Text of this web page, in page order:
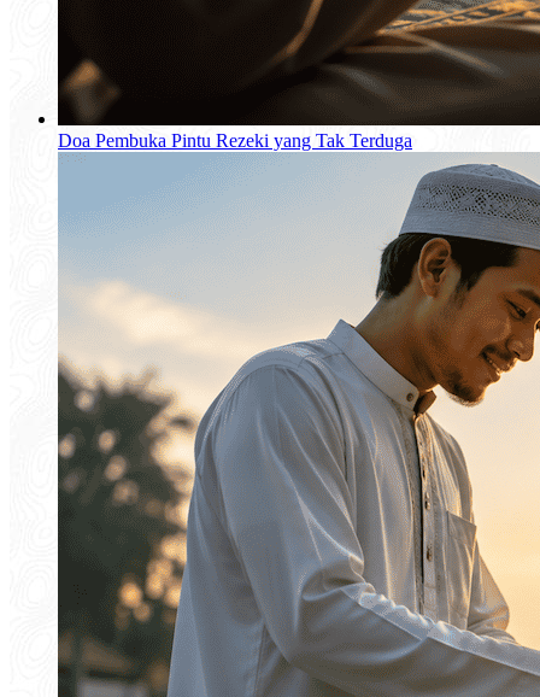
Doa Pembuka Pintu Rezeki yang Tak Terduga